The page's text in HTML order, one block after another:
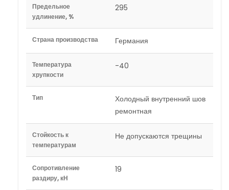
Предельное
удлинение, %
295
Страна производства Германия
Температура
хрупкости
-40
Тип
Холодный внутренний шов
ремонтная
Стойкость к
температурам
Не допускаются трещины
Сопротивление
раздиру, кН
19